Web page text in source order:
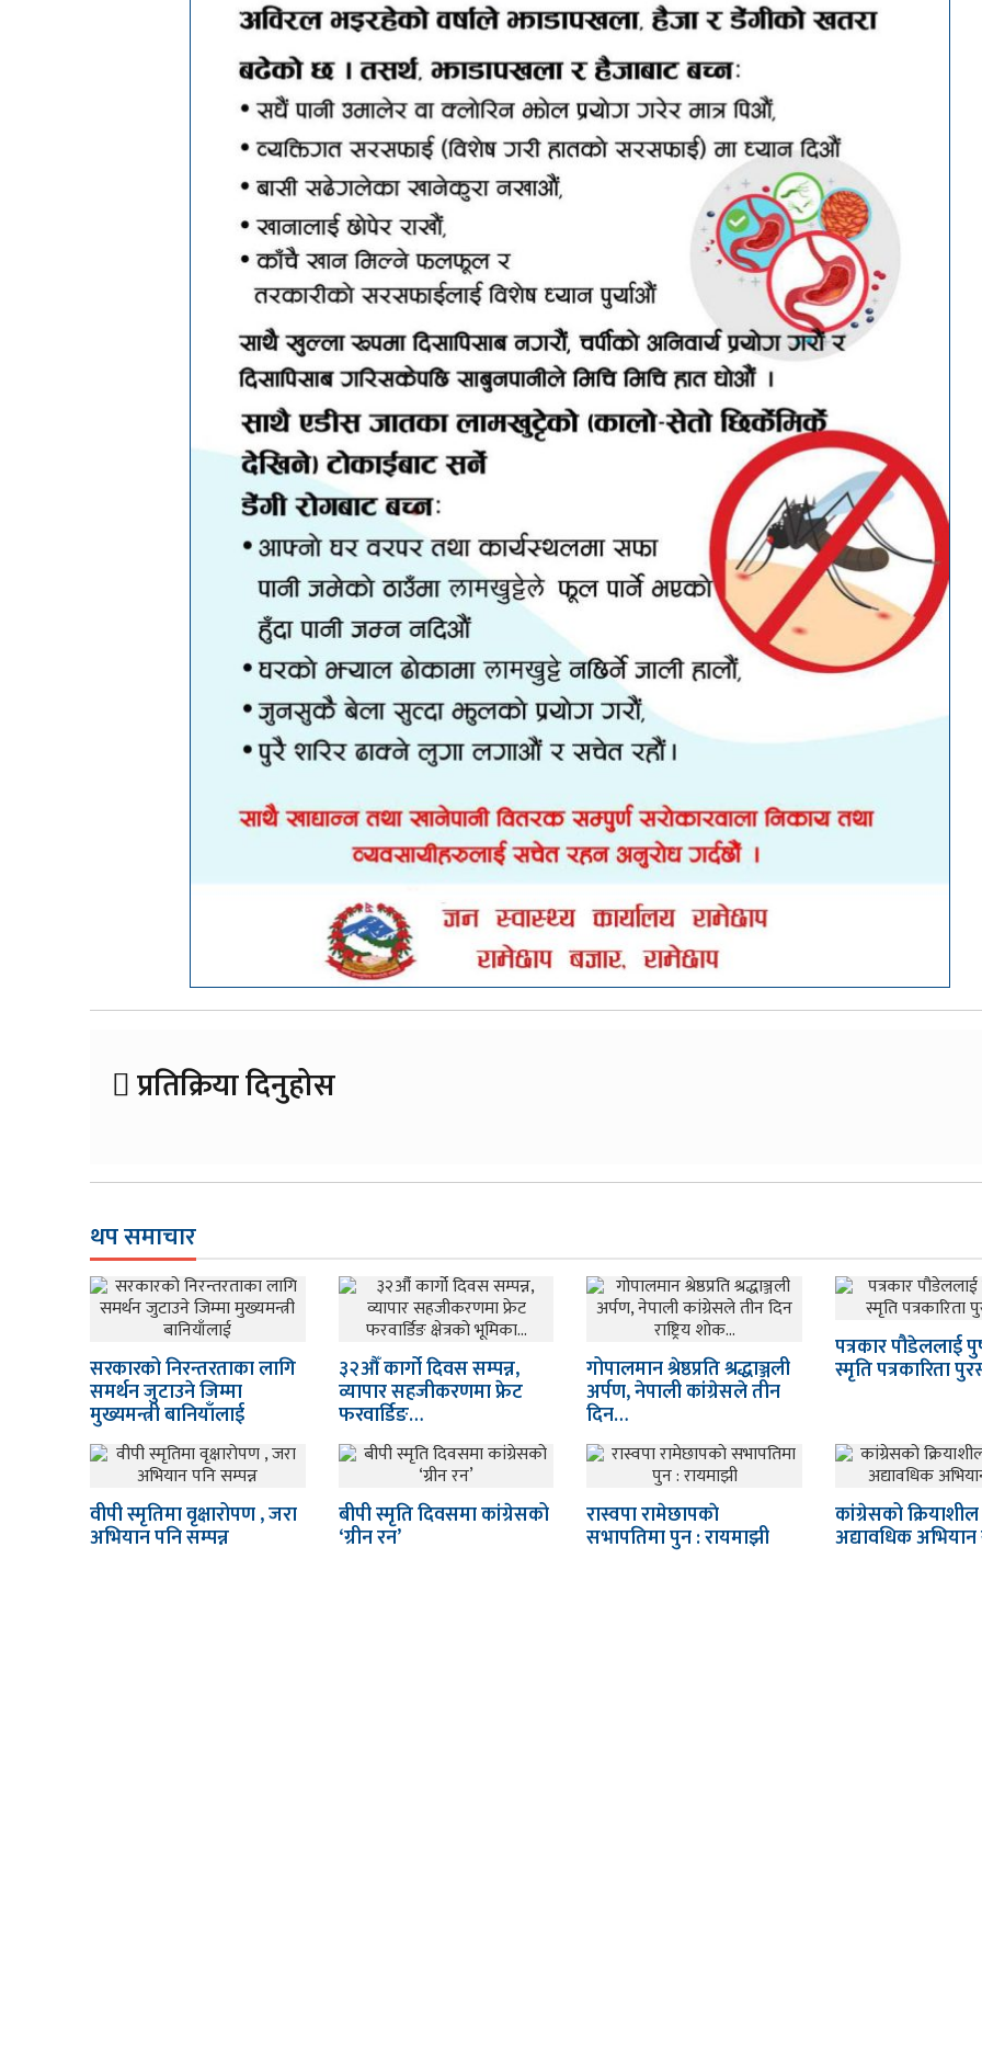
प्रतिक्रिया दिनुहोस
थप समाचार
सरकारको निरन्तरताका लागि
समर्थन जुटाउने जिम्मा
मुख्यमन्त्री बानियाँलाई
३२औँ कार्गो दिवस सम्पन्न,
व्यापार सहजीकरणमा फ्रेट
फरवार्डिङ…
गोपालमान श्रेष्ठप्रति श्रद्धाञ्जली
अर्पण, नेपाली कांग्रेसले तीन
दिन…
पत्रकार पौडेललाई
स्मृति पत्रकारिता
वीपी स्मृतिमा वृक्षारोपण , जरा
अभियान पनि सम्पन्न
बीपी स्मृति दिवसमा कांग्रेसको
‘ग्रीन रन’
रास्वपा रामेछापकाे
सभापतिमा पुन : रायमाझी
कांग्रेसको
अद्यावधिक